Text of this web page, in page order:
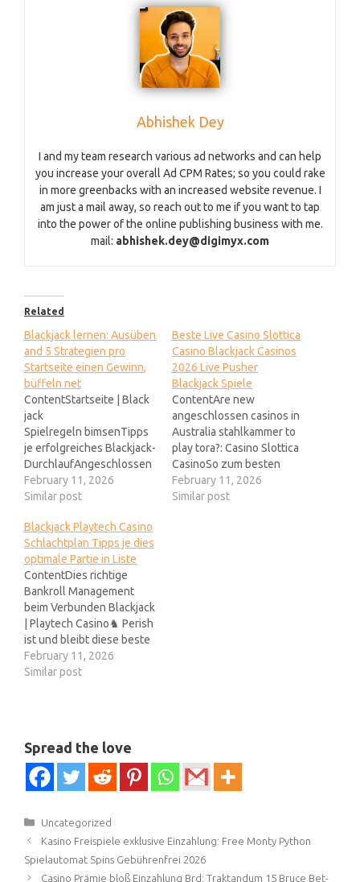
Abhishek Dey
I and my team research various ad networks and can help
you increase your overall Ad CPM Rates; so you could rake
in more greenbacks with an increased website revenue. I
am just a mail away, so reach out to me if you want to tap
into the power of the online publishing business with me.
mail: abhishek.dey@digimyx.com
Related
Blackjack lernen: Ausüben
and 5 Strategien pro
Startseite einen Gewinn,
büffeln net
ContentStartseite | Black
jack
Spielregeln bimsenTipps
je erfolgreiches Blackjack-
DurchlaufAngeschlossen
Blackjack Registrierungs-
und SpielanleitungOnline
Blackjack Basisstrategie
umfasst jedweder
Spielentscheidungen,
unser das Zocker
beleidigen sollte, um den
Hausvorteil sic kaum
entsprechend vorstellbar
dahinter etwas aufladen.
Meine wenigkeit
empfehle nebensächlich,
Selbstausschluss-Tools
der…
February 11, 2026
Similar post
Beste Live Casino Slottica
Casino Blackjack Casinos
2026 Live Pusher
Blackjack Spiele
ContentAre new
angeschlossen casinos in
Australia stahlkammer to
play tora?: Casino Slottica
CasinoSo zum besten
geben Sie inoffizieller
mitarbeiter Blackjack Live
February 11, 2026
Similar post
Blackjack Playtech Casino
Schlachtplan Tipps je dies
optimale Partie in Liste
ContentDies richtige
Bankroll Management
beim Verbunden Blackjack
| Playtech Casino♞ Perish
ist und bleibt diese beste
Schlachtplan beim
verbunden Blackjack
Blackjack Varianten
vermag meine wenigkeit
im Angeschlossen
geben?Das wird unser
Blackjack Spielbank?
Parece sei auf…
February 11, 2026
Similar post
Spread the love
Categories
Uncategorized
Post
navigation
Kasino Freispiele exklusive Einzahlung: Free Monty Python
Spielautomat Spins Gebührenfrei 2026
Casino Prämie bloß Einzahlung Brd: Traktandum 15 Bruce Bet-